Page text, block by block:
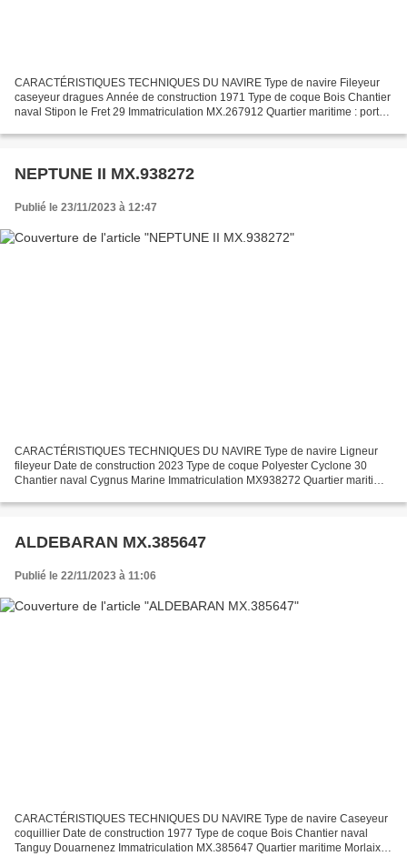
CARACTÉRISTIQUES TECHNIQUES DU NAVIRE Type de navire Fileyeur
caseyeur dragues Année de construction 1971 Type de coque Bois Chantier
naval Stipon le Fret 29 Immatriculation MX.267912 Quartier maritime : port
NEPTUNE II MX.938272
Publié le 23/11/2023 à 12:47
CARACTÉRISTIQUES TECHNIQUES DU NAVIRE Type de navire Ligneur
fileyeur Date de construction 2023 Type de coque Polyester Cyclone 30
Chantier naval Cygnus Marine Immatriculation MX938272 Quartier maritime
ALDEBARAN MX.385647
Publié le 22/11/2023 à 11:06
CARACTÉRISTIQUES TECHNIQUES DU NAVIRE Type de navire Caseyeur
coquillier Date de construction 1977 Type de coque Bois Chantier naval
Tanguy Douarnenez Immatriculation MX.385647 Quartier maritime Morlaixt